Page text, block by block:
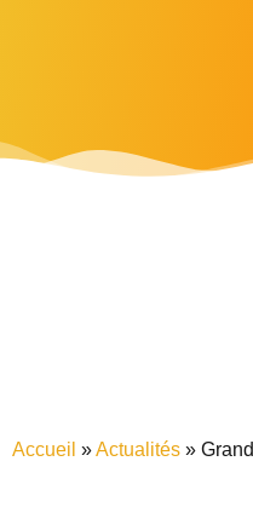
Accueil »Actualités »